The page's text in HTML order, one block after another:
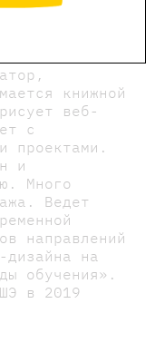
книжной
веб-
с
проектами.
и
Много
Ведет
направлений
дизайна на
обучения».
в 2019